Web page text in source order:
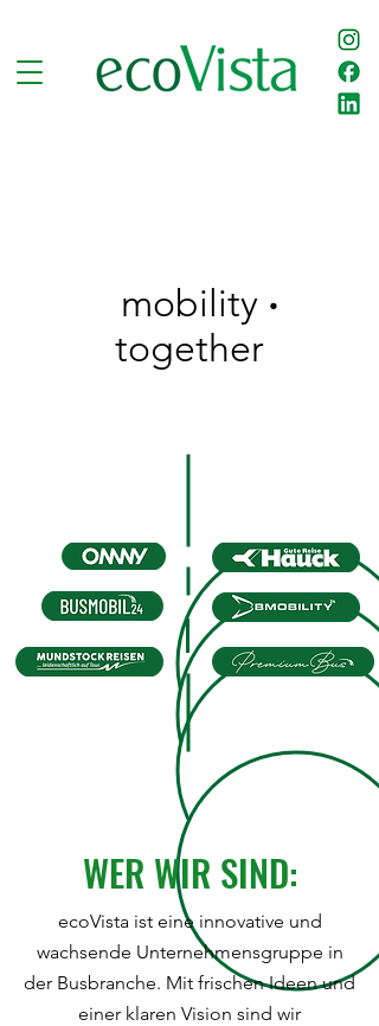
mobility ‧
together
WER WIR SIND:
ecoVista ist eine innovative und
wachsende Unternehmensgruppe in
der Busbranche. Mit frischen Ideen und
einer klaren Vision sind wir